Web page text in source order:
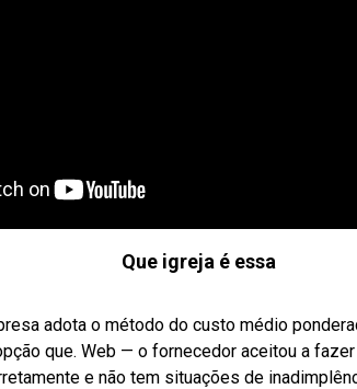
Que igreja é essa
adota o método do custo médio
que. Web — o fornecedor aceitou a
e não tem situações de